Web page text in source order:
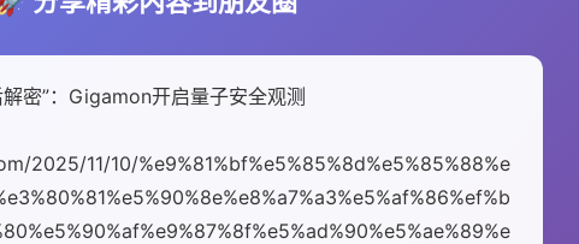
密”：Gigamon开启量子安全观测
2025/11/10/%e9%81%bf%e5%85%8d%e5%85%88%e